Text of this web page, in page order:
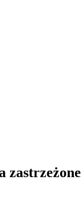
zastrzeżone